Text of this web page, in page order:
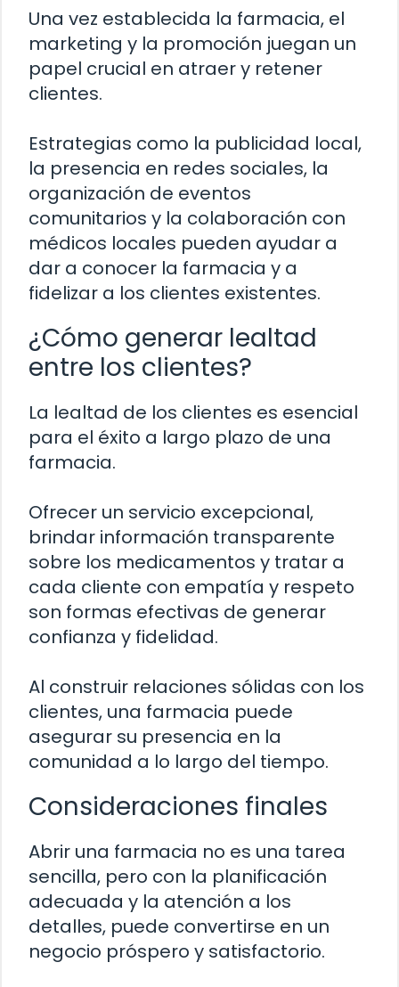
Una vez establecida la farmacia, el
marketing y la promoción juegan un
papel crucial en atraer y retener
clientes.
Estrategias como la publicidad local,
la presencia en redes sociales, la
organización de eventos
comunitarios y la colaboración con
médicos locales pueden ayudar a
dar a conocer la farmacia y a
fidelizar a los clientes existentes.
¿Cómo generar lealtad
entre los clientes?
La lealtad de los clientes es esencial
para el éxito a largo plazo de una
farmacia.
Ofrecer un servicio excepcional,
brindar información transparente
sobre los medicamentos y tratar a
cada cliente con empatía y respeto
son formas efectivas de generar
confianza y fidelidad.
Al construir relaciones sólidas con los
clientes, una farmacia puede
asegurar su presencia en la
comunidad a lo largo del tiempo.
Consideraciones finales
Abrir una farmacia no es una tarea
sencilla, pero con la planificación
adecuada y la atención a los
detalles, puede convertirse en un
negocio próspero y satisfactorio.